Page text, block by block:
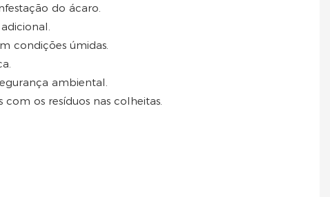
do ácaro.
condições úmidas.
ambiental.
os resíduos nas colheitas.